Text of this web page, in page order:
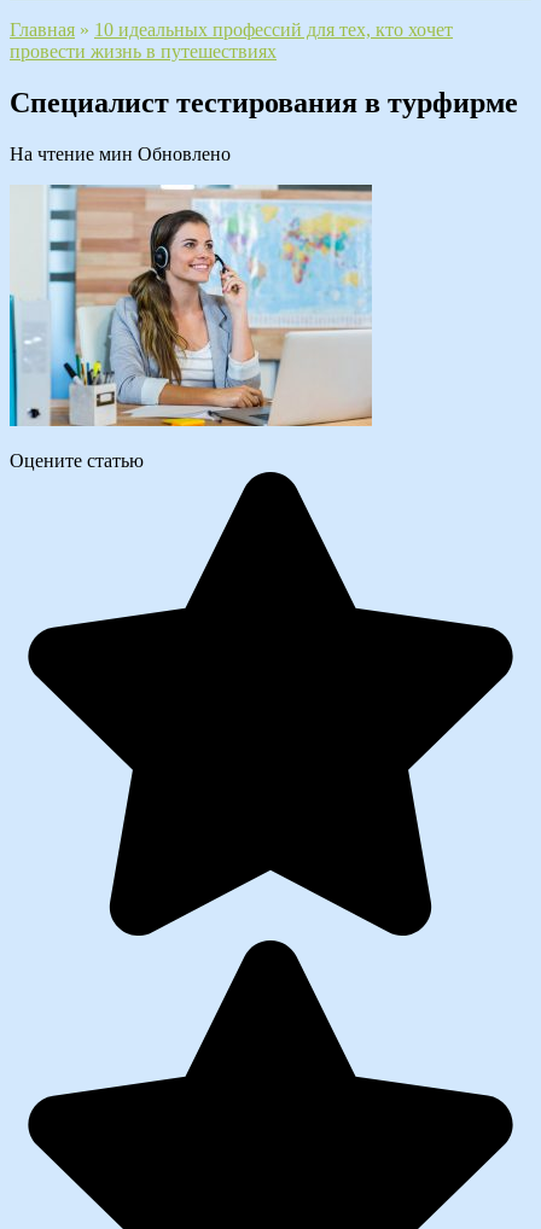
Главная » 10 идеальных профессий для тех, кто хочет
провести жизнь в путешествиях
Специалист тестирования в турфирме
На чтение мин Обновлено
Оцените статью